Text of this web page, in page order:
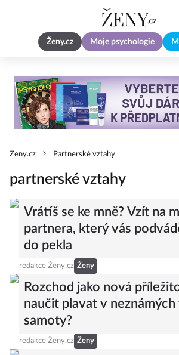
Ženy.cz Moje psychologie
Zeny.cz Partnerské vztahy
partnerské vztahy
Vrátíš se ke mně? Vzít na
partnera, který vás
do pekla
redakce Ženy.cz Ženy
Rozchod jako nová
naučit plavat v neznámých
samoty?
redakce Ženy.cz Ženy